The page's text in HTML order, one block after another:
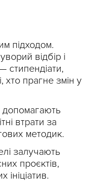
підходом.
відбір і
стипендіати,
хто прагне змін у
допомагають
втрати за
методик.
залучають
проєктів,
ініціатив.